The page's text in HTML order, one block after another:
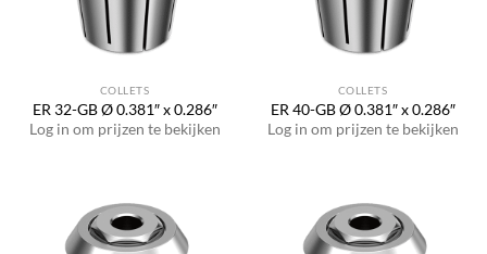
COLLETS
ER 32-GB Ø 0.381″ x 0.286″
Log in om prijzen te bekijken
COLLETS
ER 40-GB Ø 0.381″ x 0.286″
Log in om prijzen te bekijken